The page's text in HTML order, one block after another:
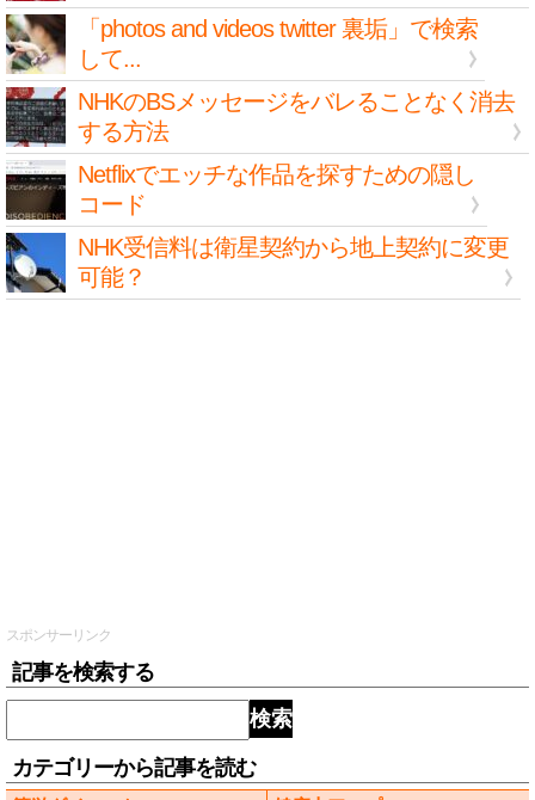
「photos and videos twitter 裏垢」で検索
して...
NHKのBSメッセージをバレることなく消去
する方法
Netflixでエッチな作品を探すための隠し
コード
NHK受信料は衛星契約から地上契約に変更
可能？
スポンサーリンク
記事を検索する
検索
カテゴリーから記事を読む